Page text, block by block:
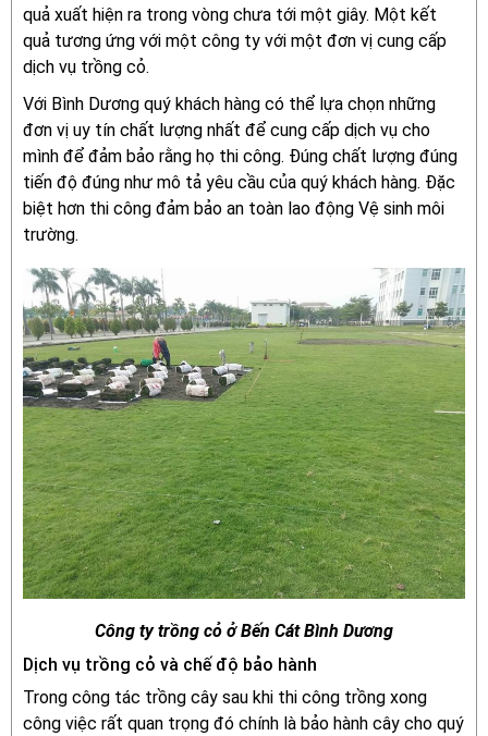
quả xuất hiện ra trong vòng chưa tới một giây. Một kết
quả tương ứng với một công ty với một đơn vị cung cấp
dịch vụ trồng cỏ.
Với Bình Dương quý khách hàng có thể lựa chọn những
đơn vị uy tín chất lượng nhất để cung cấp dịch vụ cho
mình để đảm bảo rằng họ thi công. Đúng chất lượng đúng
tiến độ đúng như mô tả yêu cầu của quý khách hàng. Đặc
biệt hơn thi công đảm bảo an toàn lao động Vệ sinh môi
trường.
Công ty trồng cỏ ở Bến Cát Bình Dương
Dịch vụ trồng cỏ và chế độ bảo hành
Trong công tác trồng cây sau khi thi công trồng xong
công việc rất quan trọng đó chính là bảo hành cây cho quý